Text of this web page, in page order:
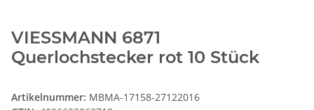
VIESSMANN 6871
Querlochstecker rot 10 Stück
Artikelnummer: MBMA-17158-27122016